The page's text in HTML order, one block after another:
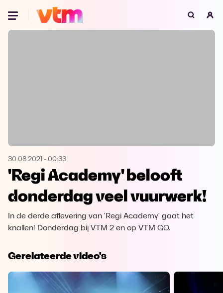
Oeps, browser niet ondersteund
Microsoft Edge Download
Opera Download
30.08.2021 - 00:33
'Regi Academy' belooft
donderdag veel vuurwerk!
In de derde aflevering van 'Regi Academy' gaat het
knallen! Donderdag bij VTM 2 en op VTM GO.
Gerelateerde video's